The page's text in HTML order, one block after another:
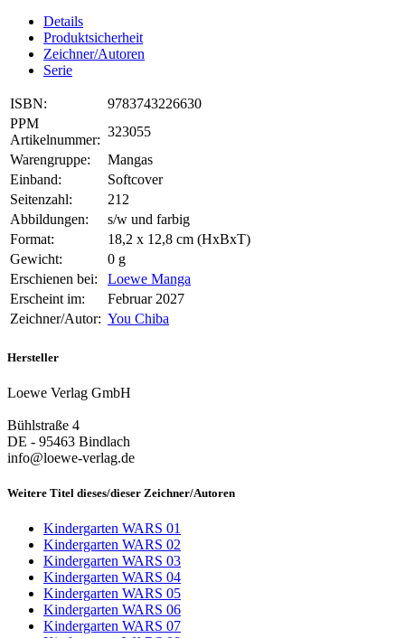
Details
Produktsicherheit
Zeichner/Autoren
Serie
ISBN:
9783743226630
PPM
Artikelnummer:
323055
Warengruppe:
Mangas
Einband:
Softcover
Seitenzahl:
212
Abbildungen:
s/w und farbig
Format:
18,2 x 12,8 cm (HxBxT)
Gewicht:
0 g
Erschienen bei:
Loewe Manga
Erscheint im:
Februar 2027
Zeichner/Autor: You Chiba
Hersteller
Loewe Verlag GmbH
Bühlstraße 4
DE - 95463 Bindlach
info@loewe-verlag.de
Weitere Titel dieses/dieser Zeichner/Autoren
Kindergarten WARS 01
Kindergarten WARS 02
Kindergarten WARS 03
Kindergarten WARS 04
Kindergarten WARS 05
Kindergarten WARS 06
Kindergarten WARS 07